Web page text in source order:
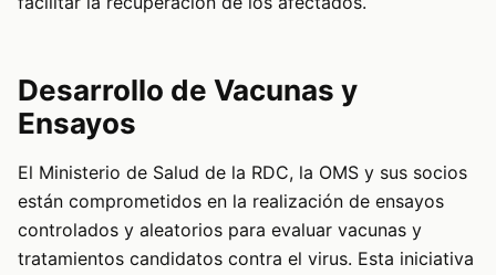
Desarrollo de Vacunas y
Ensayos
El Ministerio de Salud de la RDC, la OMS y sus socios
están comprometidos en la realización de ensayos
controlados y aleatorios para evaluar vacunas y
tratamientos candidatos contra el virus. Esta iniciativa